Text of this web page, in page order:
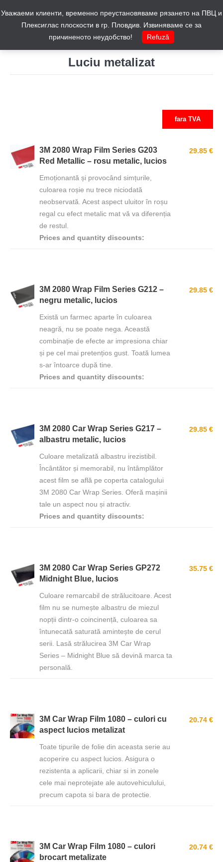
Luciu metalizat
You are here:
fara TVA
3M 2080 Wrap Film Series G203
Red Metallic – rosu metalic, lucios
Emoționantă și provocând simțurile,
culoarea roșie nu trece niciodată
neobservată. Acest aspect uluitor în roșu
regal cu efect metalic mat vă va diferenția
de restul.
Prices and quantity discounts:
29.85 €
3M 2080 Wrap Film Series G212 –
negru metalic, lucios
Există un farmec aparte în culoarea
neagră, nu se poate nega. Această
combinație de efecte ar impresiona chiar
și pe cel mai pretențios gust. Toată lumea
s-ar întoarce după tine.
Prices and quantity discounts:
29.85 €
3M 2080 Car Wrap Series G217 –
albastru metalic, lucios
Culoare metalizată albastru irezistibil.
Încântător și memorabil, nu întâmplător
acest film se află pe coperta catalogului
3M 2080 Car Wrap Series. Oferă mașinii
tale un aspect nou și atractiv.
Prices and quantity discounts:
29.85 €
3M 2080 Car Wrap Series GP272
Midnight Blue, lucios
Culoare remarcabil de strălucitoare. Acest
film nu se numește albastru de miezul
nopții dintr-o coincinență, culoarea sa
întunecată saturată amintește de cerul
serii. Lasă strălucirea 3M Car Wrap
Series – Midnight Blue să devină marca ta
personală.
35.75 €
3M Car Wrap Film 1080 – culori cu
aspect lucios metalizat
Toate tipurile de folie din aceasta serie au
acoperire cu aspect lucios. Asigura o
rezistenta a aplicarii, chiar si in zonele
cele mai neprotejate ale autovehiculului,
precum capota si bara de protectie.
20.74 €
3M Car Wrap Film 1080 – culori
brocart metalizate
20.74 €
Уважаеми клиенти, временно преустановяваме рязането на ПВЦ и
Плексиглас плоскости в гр. Пловдив. Извиняваме се за
причиненото неудобство!
Refuză